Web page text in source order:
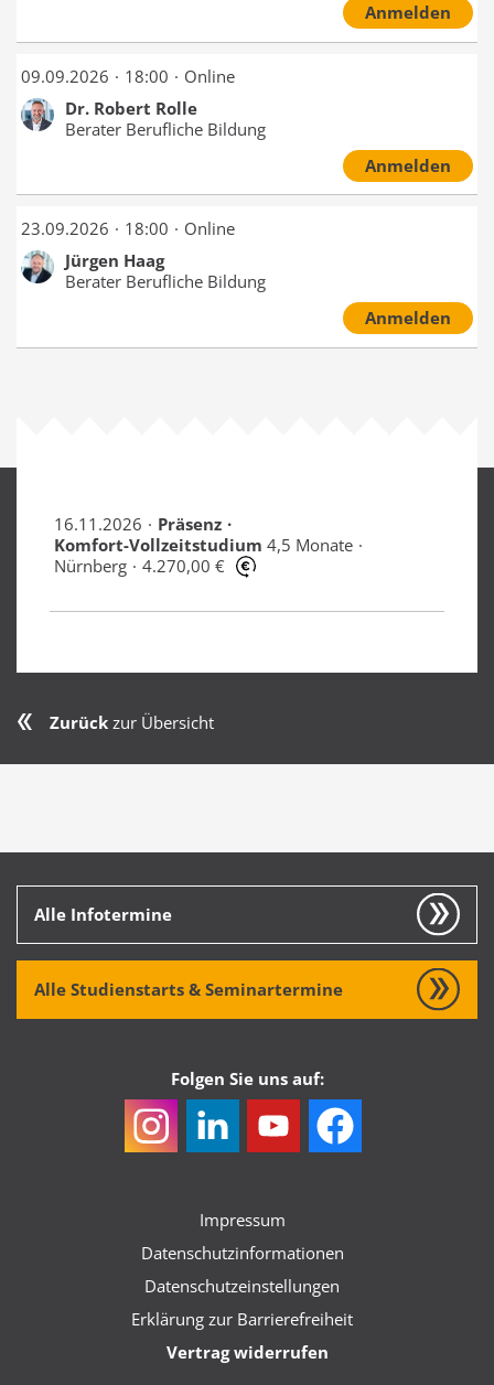
Anmelden
09.09.2026 18:00
Online
Dr. Robert Rolle
Berater Berufliche Bildung
Anmelden
23.09.2026 18:00
Online
Jürgen Haag
Berater Berufliche Bildung
Anmelden
16.11.2026
Präsenz
Komfort-Vollzeitstudium 4,5 Monate
Nürnberg
4.270,00 €
Zurück zur Übersicht
Alle Infotermine
Alle Studienstarts & Seminartermine
Folgen Sie uns auf:
Impressum
Datenschutzinformationen
Datenschutzeinstellungen
Erklärung zur Barrierefreiheit
Vertrag widerrufen